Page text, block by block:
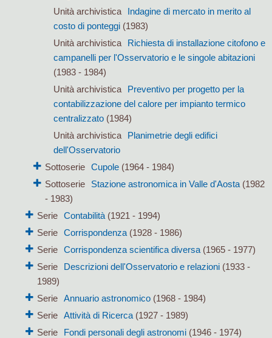
Unità archivistica
Indagine di mercato in merito al
costo di ponteggi(1983)
Unità archivistica
Richiesta di installazione citofono e
campanelli per l'Osservatorio e le singole abitazioni
(1983 - 1984)
Unità archivistica
Preventivo per progetto per la
contabilizzazione del calore per impianto termico
centralizzato(1984)
Unità archivistica
Planimetrie degli edifici
dell'Osservatorio
Sottoserie
Cupole (1964 - 1984)
Sottoserie
Stazione astronomica in Valle d'Aosta (1982
- 1983)
Serie Contabilità(1921 - 1994)
Serie Corrispondenza(1928 - 1986)
Serie Corrispondenza scientifica diversa(1965 - 1977)
Serie
Descrizioni dell'Osservatorio e relazioni(1933 -
1989)
Serie Annuario astronomico(1968 - 1984)
Serie Attività di Ricerca(1927 - 1989)
Serie
Fondi personali degli astronomi(1946 - 1974)